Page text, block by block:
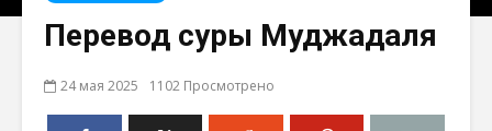
Перевод суры Муджадаля
24 мая 2025 1102 Просмотрено